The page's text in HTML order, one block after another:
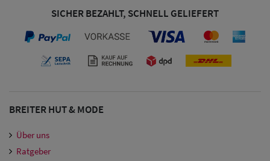
SICHER BEZAHLT, SCHNELL GELIEFERT
BREITER HUT & MODE
Über uns
Ratgeber